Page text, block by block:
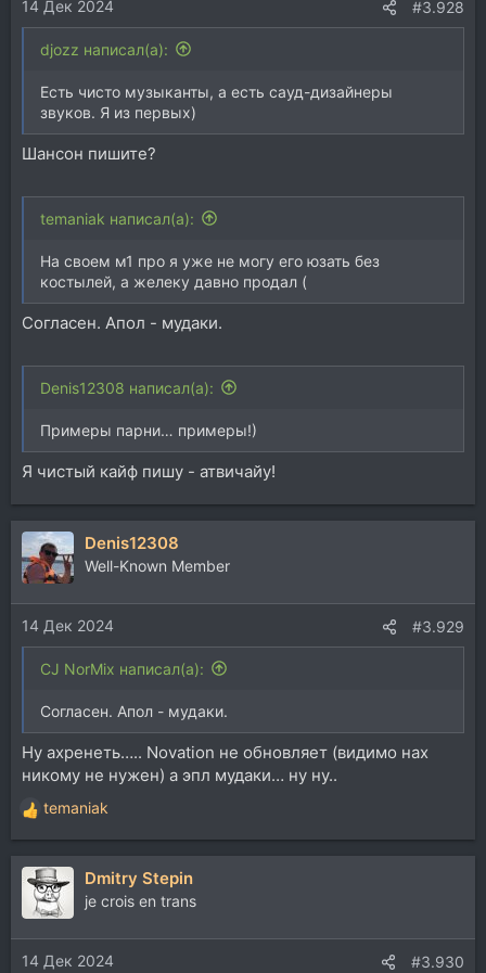
14 Дек 2024 #3.928
djozz написал(а):
Есть чисто музыканты, а есть сауд-дизайнеры
звуков. Я из первых)
Шансон пишите?
temaniak написал(а):
На своем м1 про я уже не могу его юзать без
костылей, а желеку давно продал (
Согласен. Апол - мудаки.
Denis12308 написал(а):
Примеры парни… примеры!)
Я чистый кайф пишу - атвичайу!
Denis12308
Well-Known Member
14 Дек 2024 #3.929
CJ NorMix написал(а):
Согласен. Апол - мудаки.
Ну ахренеть….. Novation не обновляет (видимо нах
никому не нужен) а эпл мудаки… ну ну..
Р
е
а
к
и
и
:
temaniak
Dmitry Stepin
je crois en trans
14 Дек 2024 #3.930